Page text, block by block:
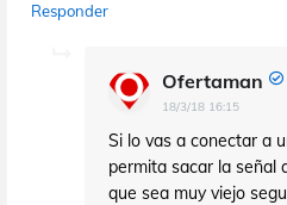
Responder
Ofertaman
18/3/18 16:15
Si lo vas a conectar a
permita sacar la señal
que sea muy viejo